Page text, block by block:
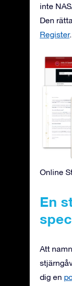
inte
Den
Register.
Online
En
Att
dig en